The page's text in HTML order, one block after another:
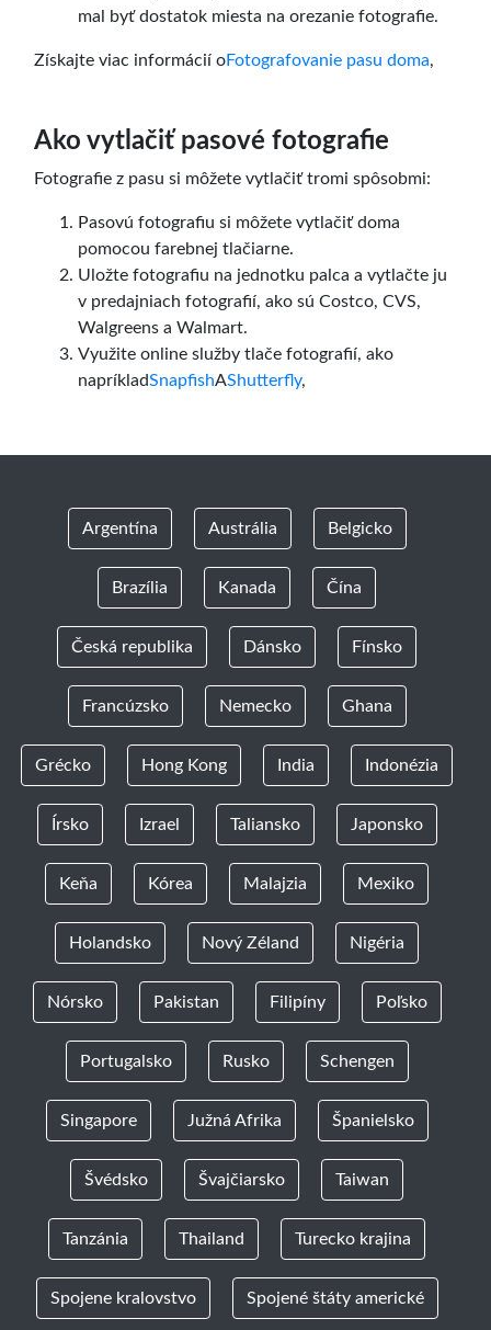
mal byť dostatok miesta na orezanie fotografie.
Získajte viac informácií oFotografovanie pasu doma,
Ako vytlačiť pasové fotografie
Fotografie z pasu si môžete vytlačiť tromi spôsobmi:
Pasovú fotografiu si môžete vytlačiť doma
pomocou farebnej tlačiarne.
Uložte fotografiu na jednotku palca a vytlačte ju
v predajniach fotografií, ako sú Costco, CVS,
Walgreens a Walmart.
Využite online služby tlače fotografií, ako
napríkladSnapfishAShutterfly,
Argentína Austrália Belgicko
Brazília Kanada Čína
Česká republika Dánsko Fínsko
Francúzsko Nemecko Ghana
Grécko Hong Kong India Indonézia
Írsko Izrael Taliansko Japonsko
Keňa Kórea Malajzia Mexiko
Holandsko Nový Zéland Nigéria
Nórsko Pakistan Filipíny Poľsko
Portugalsko Rusko Schengen
Singapore Južná Afrika Španielsko
Švédsko Švajčiarsko Taiwan
Tanzánia Thailand Turecko krajina
Spojene kralovstvo Spojené štáty americké